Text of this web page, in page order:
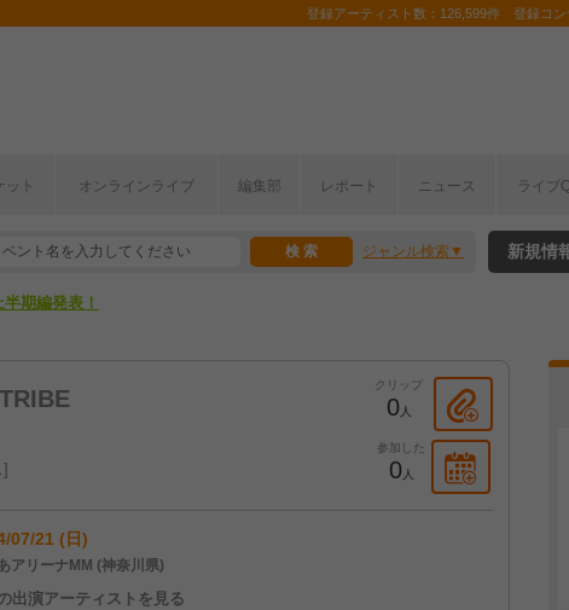
登録アーティスト数：126,599件 登録コ
ット オンラインライブ 編集部 レポート ニュース ライブ
ジャンル検索
こから！
期編発表！
期編発表！
新規情
クリップ
0人
参加した
0人
07/21 (日)
アリーナMM (神奈川県)
出演アーティストを見る